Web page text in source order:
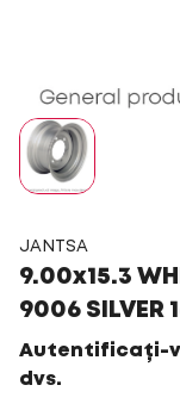
JANTSA
9.00x15.3
9006 SILVER
Autentificați-
dvs.